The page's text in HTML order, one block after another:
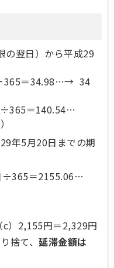
の翌日）から平成29
＝34.98…→ 34
＝140.54…
年5月20日までの期
＝2155.06…
）2,155円＝2,329円
捨て、延滞金額は